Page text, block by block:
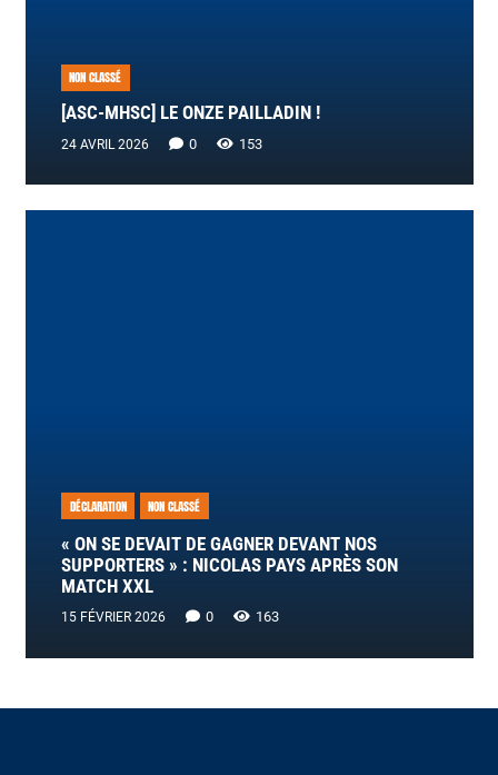
NON CLASSÉ
[ASC-MHSC] LE ONZE PAILLADIN !
24 AVRIL 2026 0 153
DÉCLARATION NON CLASSÉ
« ON SE DEVAIT DE GAGNER DEVANT NOS
SUPPORTERS » : NICOLAS PAYS APRÈS SON
MATCH XXL
15 FÉVRIER 2026 0 163